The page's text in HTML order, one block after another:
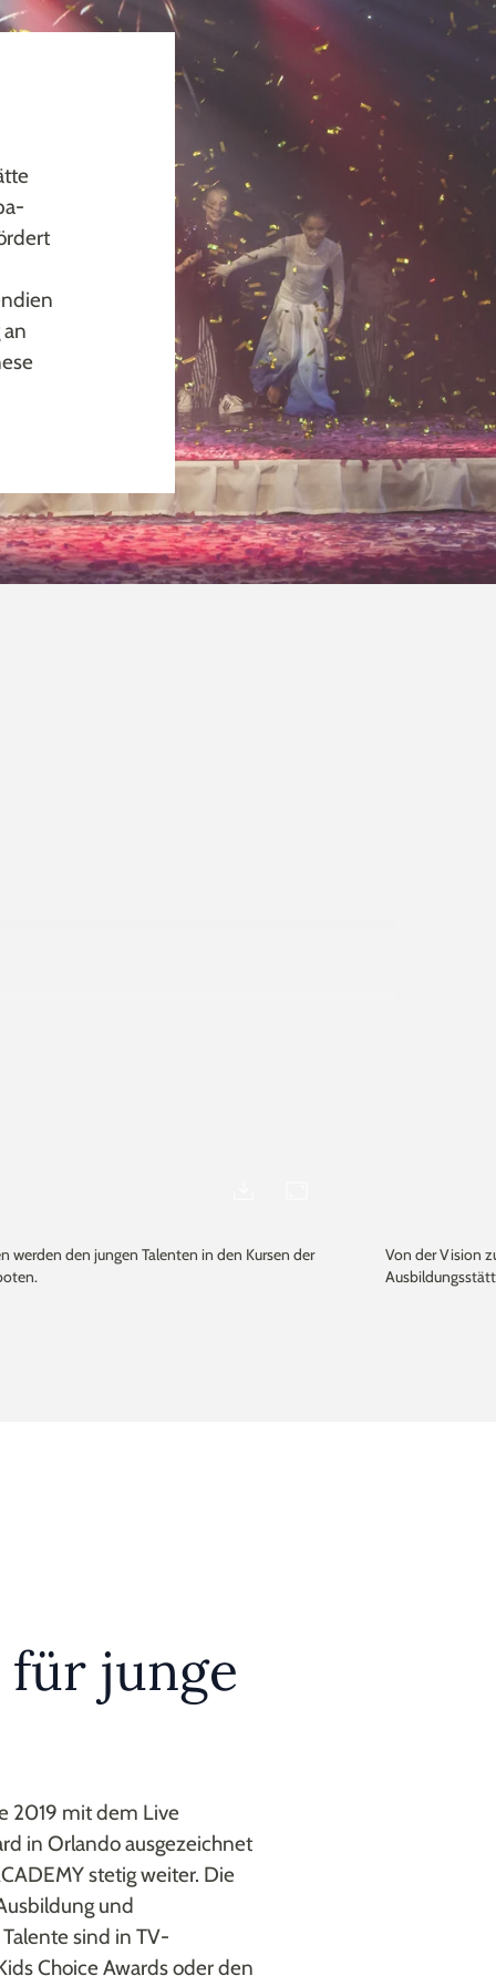
werden den jungen Talenten in den Kursen der
Von der Vision
junge
2019 mit dem Live
in Orlando ausgezeichnet
stetig weiter. Die
und
sind in TV-
Choice Awards oder den